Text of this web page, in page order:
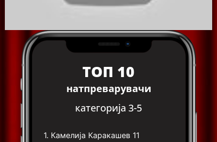
ТОП 10
натпреварувачи
категорија 3-5
1. Камелија Каракашев 11